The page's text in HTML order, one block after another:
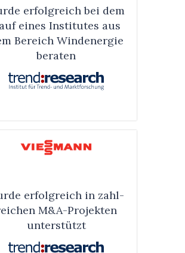
erfolg­reich bei dem
eines Insti­tu­tes aus
Be­reich Wind­ener­gie
bera­ten
erfolg­reich in zahl­
M&A-Projek­ten
unter­stützt